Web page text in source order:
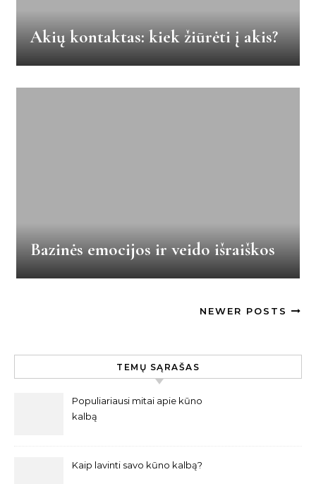
Akių kontaktas: kiek žiūrėti į akis?
Bazinės emocijos ir veido išraiškos
NEWER POSTS
TEMŲ SĄRAŠAS
Populiariausi mitai apie kūno
kalbą
Kaip lavinti savo kūno kalbą?